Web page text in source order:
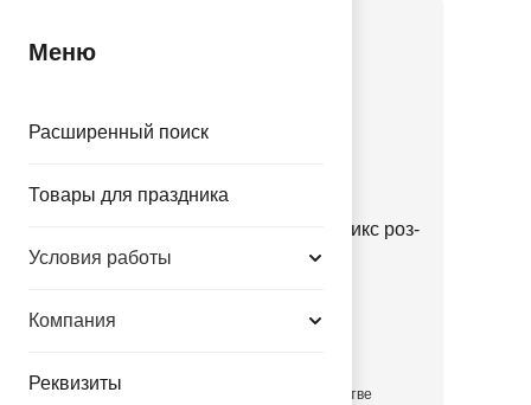
Меню
Расширенный поиск
Товары для праздника
Условия работы
Компания
Реквизиты
Шарики пенопласт 6-8ммМикс роз-
сирен10гр
в достаточном количестве